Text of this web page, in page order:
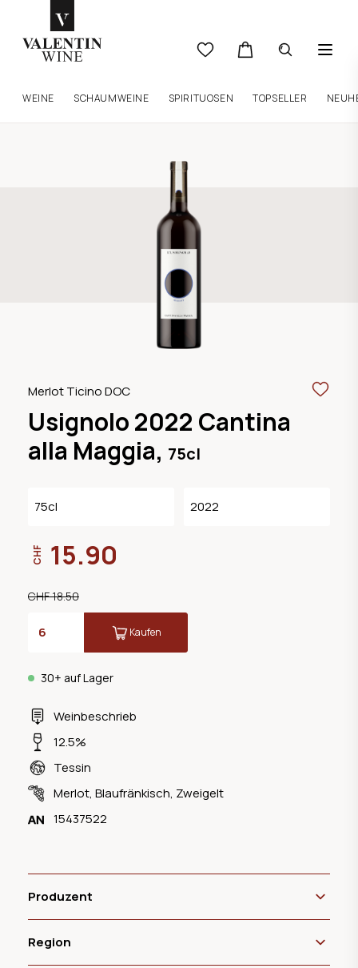
WEINE SCHAUMWEINE SPIRITUOSEN TOPSELLER
Merlot Ticino DOC
Usignolo 2022 Cantina
alla Maggia, 75cl
Weinbeschrieb
12.5%
Tessin
Merlot, Blaufränkisch, Zweigelt
15437522
75cl 2022
30+ auf Lager
CHF 15.90
CHF 18.50
Kaufen
Produzent
Region